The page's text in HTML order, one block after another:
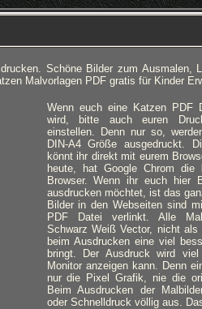
Schöne Bilder zum Ausmalen,
Malvorlagen PDF gratis für Kinder
Wenn euch eine Katzen PDF
wird, bitte auch euren
einstellen. Denn nur so,
DIN-A4 Größe ausgedruckt.
könnt ihr direkt mit eurem
heute, hat Google Chrom
Browser. Wenn ihr euch hier
ausdrucken möchtet, ist das
Bilder in den Webseiten sind
PDF Datei verlinkt. Alle
Schwarz Weiß Vector, nicht
beim Ausdrucken eine viel
bringt. Der Ausdruck wird
Monitor anzeigen kann. Denn
nur die Pixel Grafik, nie die
Beim Ausdrucken der
oder Schnelldruck völlig aus.